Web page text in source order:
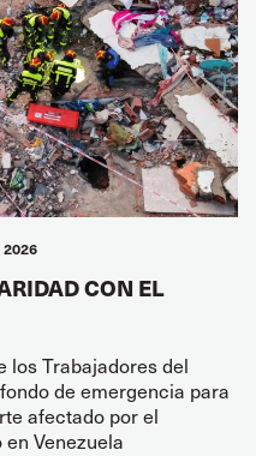
2026
CON EL
los Trabajadores del
de emergencia para
afectado por el
Venezuela